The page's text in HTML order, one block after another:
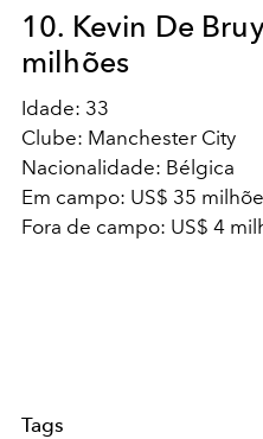
10. Kevin De
milhões
Idade: 33
Clube: Manchester City
Nacionalidade: Bélgica
Em campo: US$ 35
Fora de campo: US$ 4
Tags